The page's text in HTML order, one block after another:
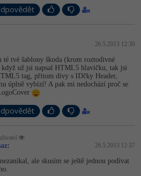
26.5.2013 12:30
té tvé šablony škoda (krom roztodivné
už jsi napsal HTML5 hlavičku, tak jsi
tag, přitom divy s IDčky Header,
úplně vybízí! A pak mi nedochází proč se
: 26.5.2013 12:37
ale skusím se ještě jednou podívat